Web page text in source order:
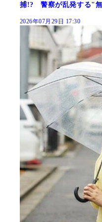
捕!? 警察が乱発する"無
2026年07月29日 17:30